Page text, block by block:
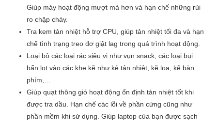
Giúp máy hoạt động mượt mà hơn và hạn chế những rủi
ro chập cháy.
Tra kem tản nhiệt hỗ trợ CPU, giúp tản nhiệt tối đa và hạn
chế tình trạng treo đơ giật lag trong quá trình hoạt động.
Loại bỏ các loại rác siêu vi như vụn snack, các loại bụi
bẩn lọt vào các khe kẽ như kẻ tản nhiệt, kẽ loa, kẽ bàn
phím,…
Giúp quạt thông gió hoạt động ổn định tản nhiệt tốt khi
được tra dầu. Hạn chế các lỗi về phần cứng cũng như
phần mềm khi sử dụng. Giúp laptop của bạn được sạch